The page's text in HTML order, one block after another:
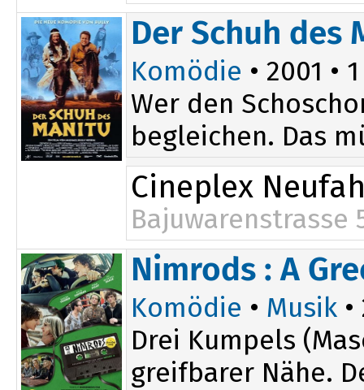
Der Schuh des
Komödie • 2001 •
Wer den
begleichen. Das
Cineplex
Bajuwarenstrasse
Nimrods : A
Komödie • Musik
Drei Kumpels
greifbarer Nähe.